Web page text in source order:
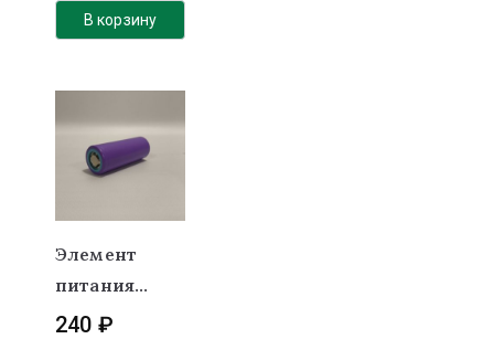
mA/h VTC6
(высокотоко
В корзину
Элемент
питания
LiFePO4 3.2v
240 ₽